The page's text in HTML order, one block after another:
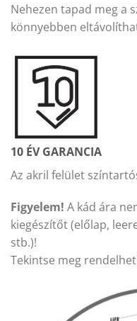
Nehezen tapad meg a
könnyebben
10 ÉV GARANCIA
Az akril felület
Figyelem! A kád ára
kiegészítőt (előlap,
stb.)!
Tekintse meg